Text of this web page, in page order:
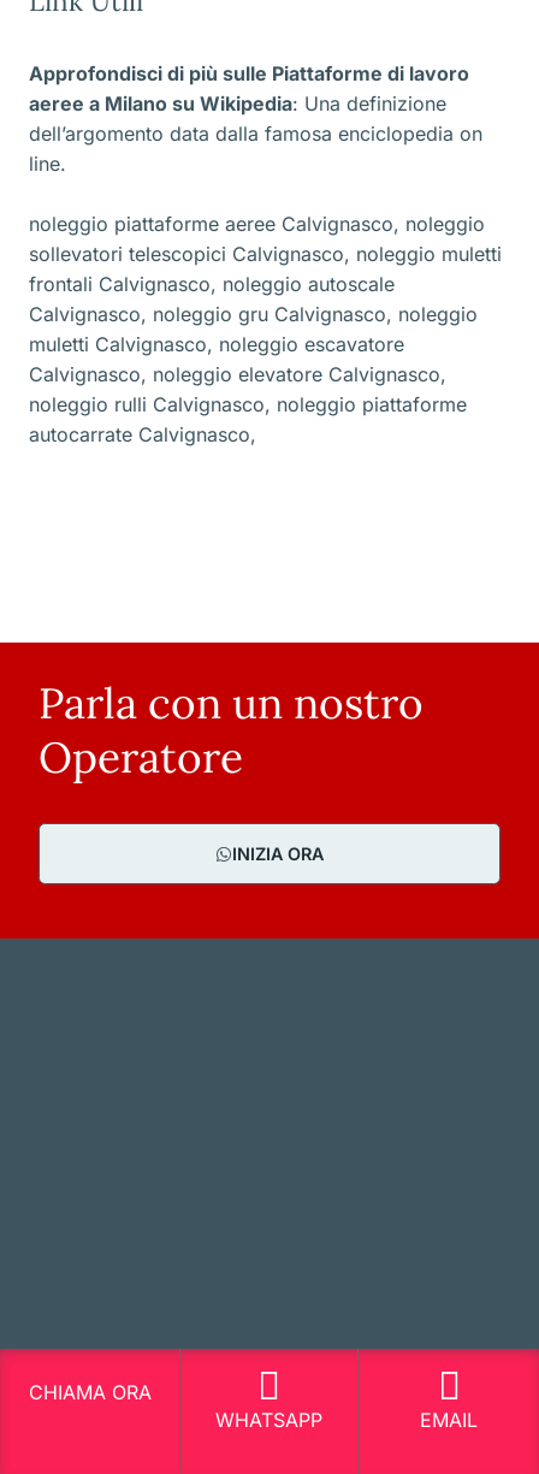
Approfondisci di più sulle Piattaforme di lavoro
aeree a Milano su Wikipedia: Una definizione
dell’argomento data dalla famosa enciclopedia on
line.
noleggio piattaforme aeree Calvignasco, noleggio
sollevatori telescopici Calvignasco, noleggio muletti
frontali Calvignasco, noleggio autoscale
Calvignasco, noleggio gru Calvignasco, noleggio
muletti Calvignasco, noleggio escavatore
Calvignasco, noleggio elevatore Calvignasco,
noleggio rulli Calvignasco, noleggio piattaforme
autocarrate Calvignasco,
Parla con un nostro
Operatore
INIZIA ORA
CHIAMA ORA
WHATSAPP
EMAIL